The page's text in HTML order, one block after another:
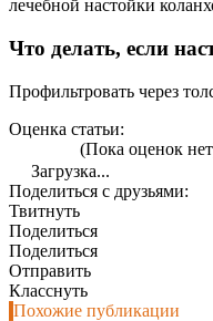
лечебной настойки
Что делать, если
Профильтровать через
Оценка статьи:
(Пока оценок
Загрузка...
Поделиться с друзьями:
Твитнуть
Поделиться
Поделиться
Отправить
Класснуть
Похожие публикации